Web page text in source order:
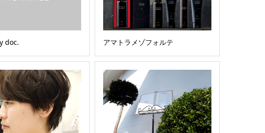
doc. アマトラメゾフォルテ